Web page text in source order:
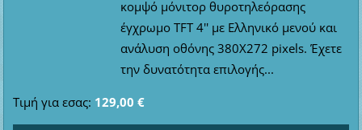
κομψό μόνιτορ θυροτηλεόρασης
έγχρωμο TFT 4'' με Ελληνικό μενού και
ανάλυση οθόνης 380Χ272 pixels. Έχετε
την δυνατότητα επιλογής...
Τιμή για εσας: 129,00 €